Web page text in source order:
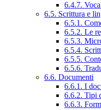
6.4.7.
6.5. Scrittura e
6.5.1.
6.5.2. Le
6.5.3.
6.5.4.
6.5.5.
6.5.6.
6.6. Documenti
6.6.1. I
6.6.2. Tipi
6.6.3.